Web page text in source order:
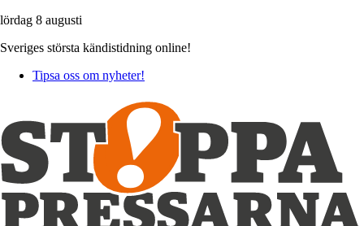
lördag 8 augusti
Sveriges största kändistidning online!
Tipsa oss om nyheter!